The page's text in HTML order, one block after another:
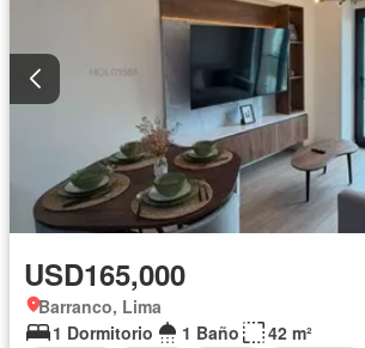
USD165,000
Barranco, Lima
1 Dormitorio
1 Baño
42 m²